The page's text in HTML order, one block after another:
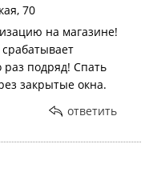
70
на магазине!
раз подряд! Спать
закрытые окна.
ответить